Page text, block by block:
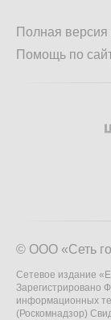
Полная версия
Помощь по
© ООО «Сеть
Сетевое издание
Зарегистрировано
информационных
(Роскомнадзор)